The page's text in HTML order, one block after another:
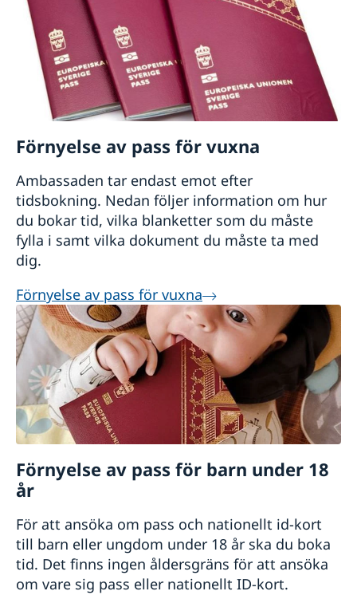
Förnyelse av pass för vuxna
Ambassaden tar endast emot efter
tidsbokning. Nedan följer information om hur
du bokar tid, vilka blanketter som du måste
fylla i samt vilka dokument du måste ta med
dig.
Förnyelse av pass för vuxna
Förnyelse av pass för barn under 18
år
För att ansöka om pass och nationellt id-kort
till barn eller ungdom under 18 år ska du boka
tid. Det finns ingen åldersgräns för att ansöka
om vare sig pass eller nationellt ID-kort.